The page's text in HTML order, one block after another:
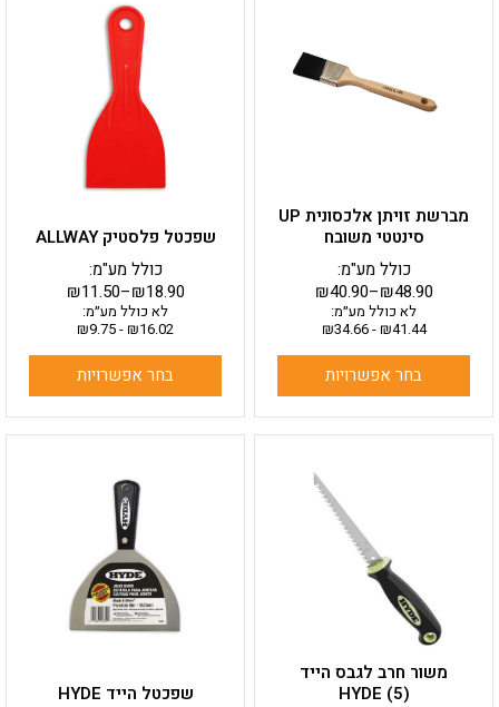
מברשת זויתן אלכסונית UP
סינטטי משובח
₪40.90–₪48.90
כולל מע"מ:
לא כולל מע״מ:
₪41.44
-
₪34.66
בחר אפשרויות
מספר
סוגים.
המוצר
שפכטל פלסטיק ALLWAY
₪11.50–₪18.90
כולל מע"מ:
לא כולל מע״מ:
₪16.02
-
₪9.75
בחר אפשרויות
זה
יש
מספר
סוגים.
ניתן
לבחור
האפשרויות
משור חרב לגבס הייד
HYDE (5)
שפכטל הייד HYDE
יש
מספר
סוגים.
ניתן
לבחור
את
האפשרויות